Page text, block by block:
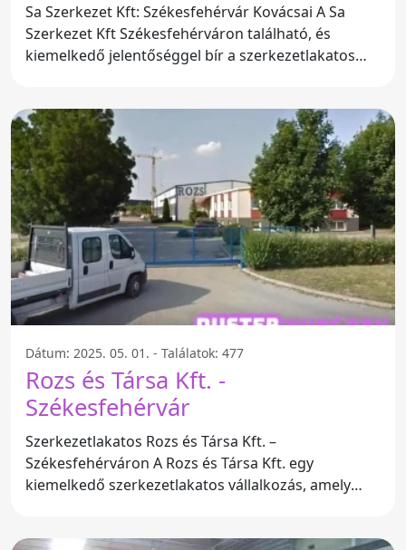
Sa Szerkezet Kft: Székesfehérvár Kovácsai A Sa
Szerkezet Kft Székesfehérváron található, és
kiemelkedő jelentőséggel bír a szerkezetlakatos
Dátum: 2025. 05. 01. - Találatok: 477
Rozs és Társa Kft. -
Székesfehérvár
Szerkezetlakatos Rozs és Társa Kft. –
Székesfehérváron A Rozs és Társa Kft. egy
kiemelkedő szerkezetlakatos vállalkozás, amely